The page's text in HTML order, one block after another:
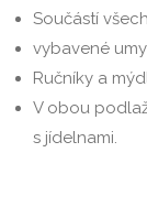
Součástí
vybavené
Ručníky a
V obou
s jídelnami.